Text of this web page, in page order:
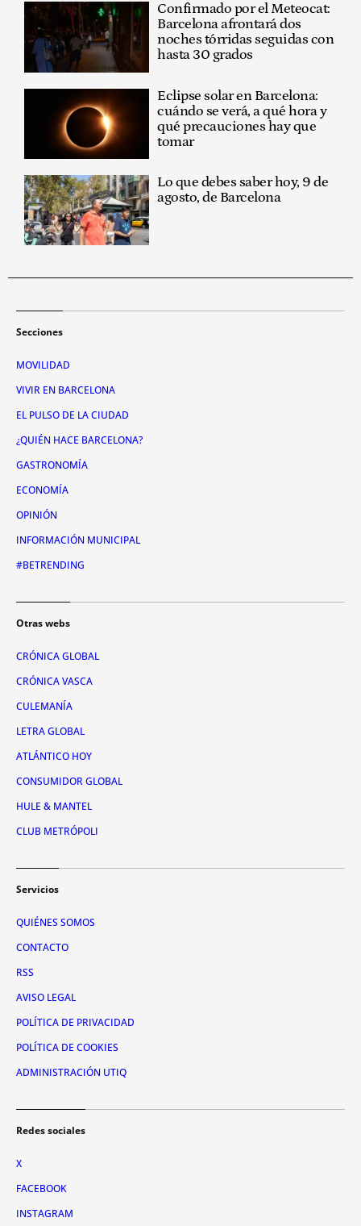
Confirmado por el Meteocat:
Barcelona afrontará dos
noches tórridas seguidas con
hasta 30 grados
Eclipse solar en Barcelona:
cuándo se verá, a qué hora y
qué precauciones hay que
tomar
Lo que debes saber hoy, 9 de
agosto, de Barcelona
Secciones
MOVILIDAD
VIVIR EN BARCELONA
EL PULSO DE LA CIUDAD
¿QUIÉN HACE BARCELONA?
GASTRONOMÍA
ECONOMÍA
OPINIÓN
INFORMACIÓN MUNICIPAL
#BETRENDING
Otras webs
CRÓNICA GLOBAL
CRÓNICA VASCA
CULEMANÍA
LETRA GLOBAL
ATLÁNTICO HOY
CONSUMIDOR GLOBAL
HULE & MANTEL
CLUB METRÓPOLI
Servicios
QUIÉNES SOMOS
CONTACTO
RSS
AVISO LEGAL
POLÍTICA DE PRIVACIDAD
POLÍTICA DE COOKIES
ADMINISTRACIÓN UTIQ
Redes sociales
X
FACEBOOK
INSTAGRAM